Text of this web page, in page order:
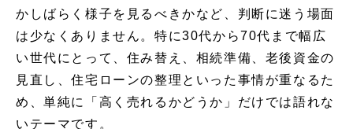
かしばらく様子を見るべきかなど、判断に迷う場面
は少なくありません。特に30代から70代まで幅広
い世代にとって、住み替え、相続準備、老後資金の
見直し、住宅ローンの整理といった事情が重なるた
め、単純に「高く売れるかどうか」だけでは語れな
いテーマです。